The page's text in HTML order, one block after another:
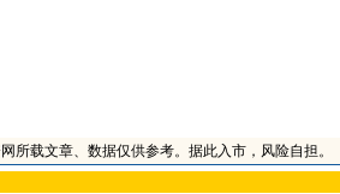
所载文章、数据仅供参考。据此入市，风险自担。